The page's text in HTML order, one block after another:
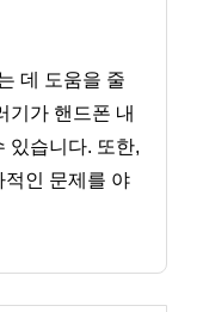
데 도움을 줄
기가 핸드폰 내
있습니다. 또한,
인 문제를 야